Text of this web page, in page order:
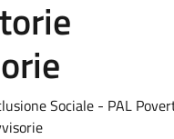
Sociale - PAL